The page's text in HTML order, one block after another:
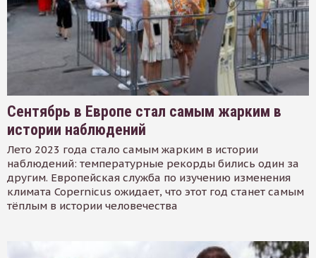
Сентябрь в Европе стал самым жарким в
истории наблюдений
Лето 2023 года стало самым жарким в истории
наблюдений: температурные рекорды бились один за
другим. Европейская служба по изучению изменения
климата Copernicus ожидает, что этот год станет самым
тёплым в истории человечества